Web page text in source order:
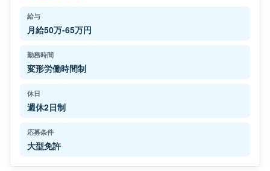
給与
月給50万-65万円
勤務時間
変形労働時間制
休日
週休2日制
応募条件
大型免許